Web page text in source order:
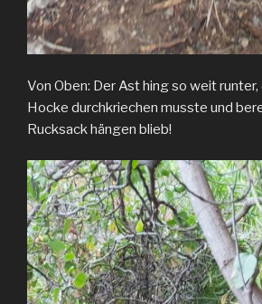
Von Oben: Der Ast hing so weit runter,
Hocke durchkriechen musste und
Rucksack hängen blieb!